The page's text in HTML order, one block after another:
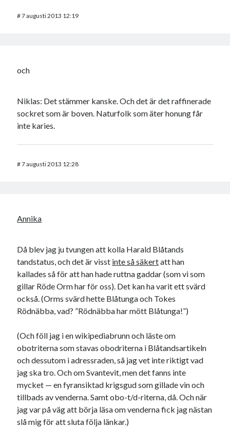
#7 augusti 2013 12:19
och
Niklas: Det stämmer kanske. Och det är det raffinerade
sockret som är boven. Naturfolk som äter honung får
inte karies.
#7 augusti 2013 12:28
Annika
Då blev jag ju tvungen att kolla Harald Blåtands
tandstatus, och det är visst inte så säkertatt han
kallades så för att han hade ruttna gaddar (som vi som
gillar Röde Orm har för oss). Det kan ha varit ett svärd
också. (Orms svärd hette Blåtunga och Tokes
Rödnäbba, vad? ”Rödnäbba har mött Blåtunga!”)
(Och föll jag i en wikipediabrunn och läste om
obotriterna som stavas obodriterna i Blåtandsartikeln
och dessutom i adressraden, så jag vet inte riktigt vad
jag ska tro. Och om Svantevit, men det fanns inte
mycket — en fyransiktad krigsgud som gillade vin och
tillbads av venderna. Samt obo-t/d-riterna, då. Och när
jag var på väg att börja läsa om venderna fick jag nästan
slå mig för att sluta följa länkar.)